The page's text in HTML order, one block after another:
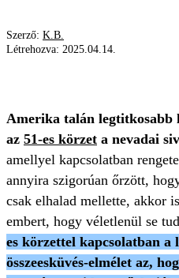
Szerző: K.B.
Létrehozva: 2025.04.14.
Amerika talán legtitkosabb
az 51-es körzet a nevadai
amellyel kapcsolatban
annyira szigorúan őrzött,
csak elhalad mellette, akkor
embert, hogy véletlenül se
es körzettel kapcsolatban a
összeesküvés-elmélet az,